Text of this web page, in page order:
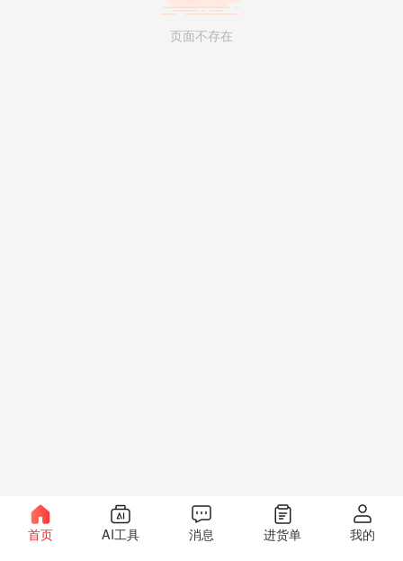
页面不存在
首页 AI工具 消息 进货单 我的